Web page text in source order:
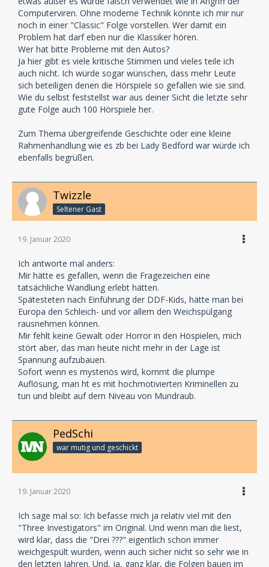
Computerviren. Ohne moderne Technik könnte ich mir nur
noch in einer "Classic" Folge vorstellen. Wer damit ein
Problem hat darf eben nur die Klassiker hören.
Wer hat bitte Probleme mit den Autos?
Ja hier gibt es viele kritische Stimmen und vieles teile ich
auch nicht. Ich würde sogar wünschen, dass mehr Leute
sich beteiligen denen die Hörspiele so gefallen wie sie sind.
Wie du selbst feststellst war aus deiner Sicht die letzte sehr
gute Folge auch 100 Hörspiele her.
Zum Thema übergreifende Geschichte oder eine kleine
Rahmenhandlung wie es zb bei Lady Bedford war würde ich
ebenfalls begrüßen.
Twizzle
Seltener Gast
19. Januar 2020
Ich antworte mal anders:
Mir hätte es gefallen, wenn die Fragezeichen eine
tatsächliche Wandlung erlebt hätten.
Spätesteten nach Einführung der DDF-Kids, hätte man bei
Europa den Schleich- und vor allem den Weichspülgang
rausnehmen können.
Mir fehlt keine Gewalt oder Horror in den Höspielen, mich
stört aber, das man heute nicht mehr in der Lage ist
Spannung aufzubauen.
Sofort wenn es mysteriös wird, kommt die plumpe
Auflösung, man ht es mit hochmotivierten Kriminellen zu
tun und bleibt auf dem Niveau von Mundraub.
PedSchi
war mutig und geschickt
19. Januar 2020
Ich sage mal so: Ich befasse mich ja relativ viel mit den
"Three Investigators" im Original. Und wenn man die liest,
wird klar, dass die "Drei ???" eigentlich schon immer
weichgespült wurden, wenn auch sicher nicht so sehr wie in
den letzten Jahren. Und, ja, ganz klar, die Folgen bauen im